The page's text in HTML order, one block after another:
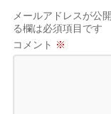
メールアドレスが公
る欄は必須項目です
コメント ※